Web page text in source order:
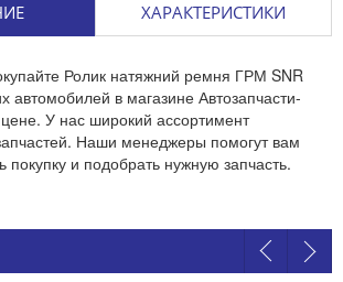
ХАРАКТЕРИСТИКИ
Ролик натяжний ремня ГРМ SNR
автомобилей в магазине Автозапчасти-
У нас широкий ассортимент
Наши менеджеры помогут вам
и подобрать нужную запчасть.